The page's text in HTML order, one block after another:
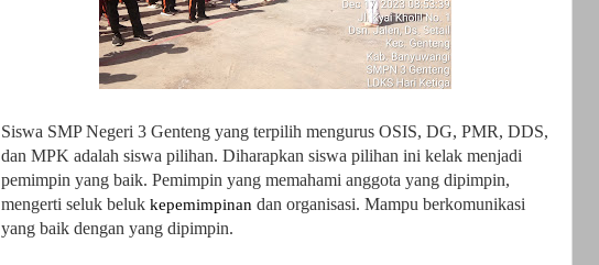
Siswa SMP Negeri 3 Genteng yang terpilih mengurus OSIS, DG, PMR, DDS,
dan MPK adalah siswa pilihan. Diharapkan siswa pilihan ini kelak menjadi
pemimpin yang baik. Pemimpin yang memahami anggota yang dipimpin,
mengerti seluk beluk kepemimpinan dan organisasi. Mampu berkomunikasi
yang baik dengan yang dipimpin.